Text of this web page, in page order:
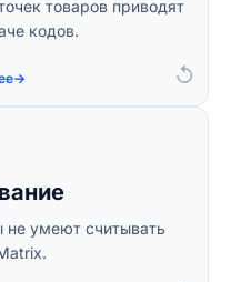
товаров приводят
кодов.
→ ↺
загрузку кодов.
умеют считывать
2D-сканеры, ТСД,
онлайн-кассы.